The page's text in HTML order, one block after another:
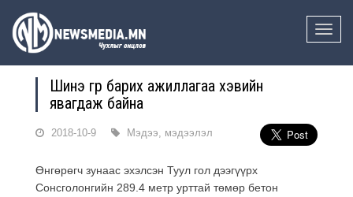
Toggle
Шинэ гүүр барих ажиллагаа хэвийн
явагдаж байна
2018-10-9 Мэдээ, мэдээлэл
Өнгөрөгч зунаас эхэлсэн Туул гол дээгүүрх
Сонсголонгийн 289.4 метр урттай төмөр бетон